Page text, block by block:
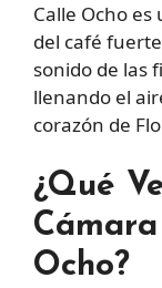
Calle Ocho
del café
sonido de las
llenando el
corazón de
¿Qué
Ocho?